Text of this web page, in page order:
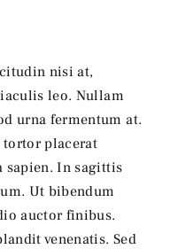
nisi at,
leo. Nullam
urna fermentum at.
tortor placerat
sapien. In sagittis
Ut bibendum
auctor finibus.
venenatis. Sed